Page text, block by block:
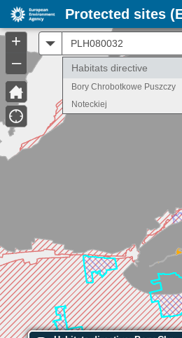
+
–
Habitats directive
Bory Chrobotkowe Puszczy
Noteckiej
Protected sites